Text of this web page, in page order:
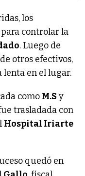
los
para controlar la
. Luego de
otros efectivos,
lenta en el lugar.
como M.S y
trasladada con
Hospital Iriarte
quedó en